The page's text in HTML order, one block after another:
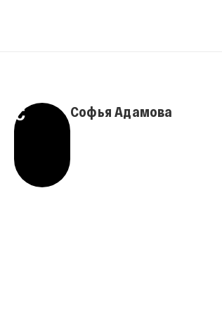
С Софья Адамова